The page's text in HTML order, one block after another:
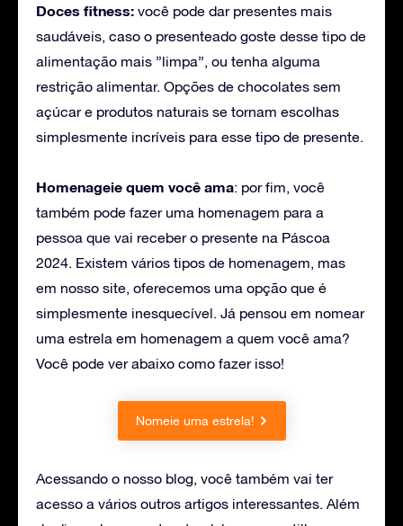
Doces fitness: você pode dar presentes mais
saudáveis, caso o presenteado goste desse tipo de
alimentação mais ”limpa”, ou tenha alguma
restrição alimentar. Opções de chocolates sem
açúcar e produtos naturais se tornam escolhas
simplesmente incríveis para esse tipo de presente.
Homenageie quem você ama: por fim, você
também pode fazer uma homenagem para a
pessoa que vai receber o presente na Páscoa
2024. Existem vários tipos de homenagem, mas
em nosso site, oferecemos uma opção que é
simplesmente inesquecível. Já pensou em nomear
uma estrela em homenagem a quem você ama?
Você pode ver abaixo como fazer isso!
Nomeie uma estrela!
Acessando o nosso blog, você também vai ter
acesso a vários outros artigos interessantes. Além